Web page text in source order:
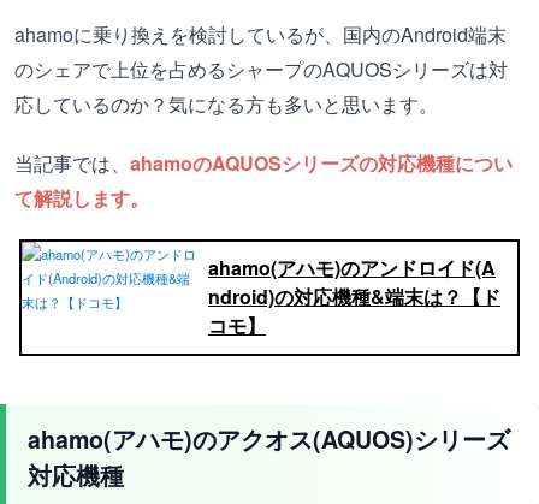
ahamoに乗り換えを検討しているが、国内のAndroid端末
のシェアで上位を占めるシャープのAQUOSシリーズは対
応しているのか？気になる方も多いと思います。
当記事では、 ahamoのAQUOSシリーズの対応機種につい
て解説します。
ahamo(アハモ)のアンドロイド(A
ndroid)の対応機種&端末は？【ド
コモ】
ahamo(アハモ)のアクオス(AQUOS)シリーズ
対応機種